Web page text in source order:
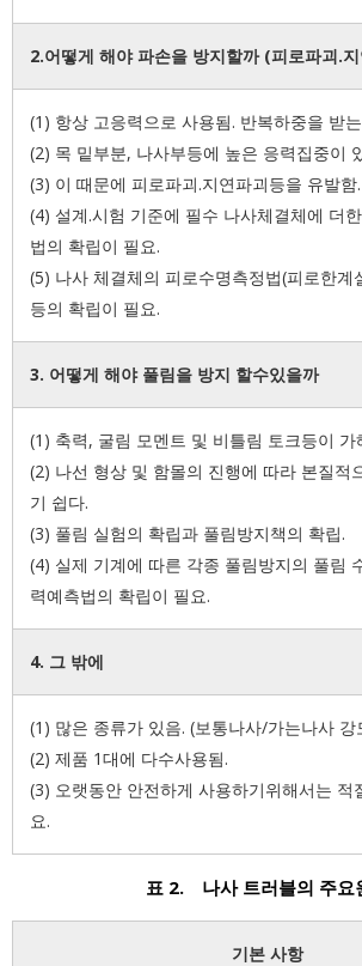
2.어떻게 해야 파손을 방지할까 (피로파괴.
(1) 항상 고응력으로 사용됨. 반복하중을 받
(2) 목 밑부분, 나사부등에 높은 응력집중이
(3) 이 때문에 피로파괴.지연파괴등을 유발함.
(4) 설계.시험 기준에 필수 나사체결체에 더
법의 확립이 필요.
(5) 나사 체결체의 피로수명측정법(피로한계
등의 확립이 필요.
3. 어떻게 해야 풀림을 방지 할수있을까
(1) 축력, 굴림 모멘트 및 비틀림 토크등이 가
(2) 나선 형상 및 함몰의 진행에 따라 본질적
기 쉽다.
(3) 풀림 실험의 확립과 풀림방지책의 확립.
(4) 실제 기계에 따른 각종 풀림방지의 풀림
력예측법의 확립이 필요.
4. 그 밖에
(1) 많은 종류가 있음. (보통나사/가는나사
(2) 제품 1대에 다수사용됨.
(3) 오랫동안 안전하게 사용하기위해서는 적
요.
표 2. 나사 트러블의 주요
기본 사항